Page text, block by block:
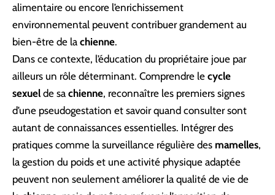
alimentaire ou encore l’enrichissement
environnemental peuvent contribuer grandement au
bien-être de la chienne.
Dans ce contexte, l’éducation du propriétaire joue par
ailleurs un rôle déterminant. Comprendre le cycle
sexuel de sa chienne, reconnaître les premiers signes
d’une pseudogestation et savoir quand consulter sont
autant de connaissances essentielles. Intégrer des
pratiques comme la surveillance régulière des mamelles,
la gestion du poids et une activité physique adaptée
peuvent non seulement améliorer la qualité de vie de